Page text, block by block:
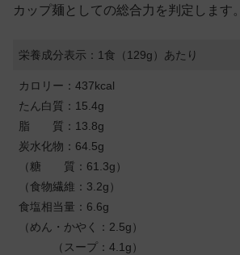
カップ麺としての総合力を判定します。
栄養成分表示：1食（129g）あたり
カロリー：437kcal
たん白質：15.4g
脂 質：13.8g
炭水化物：64.5g
（糖 質：61.3g）
（食物繊維：3.2g）
食塩相当量：6.6g
（めん・かやく：2.5g）
（スープ：4.1g）